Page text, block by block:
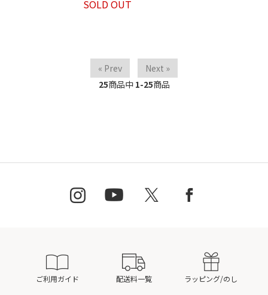
SOLD OUT
« Prev
Next »
25商品中 1-25商品
ご利用ガイド 配送料一覧 ラッピング/のし